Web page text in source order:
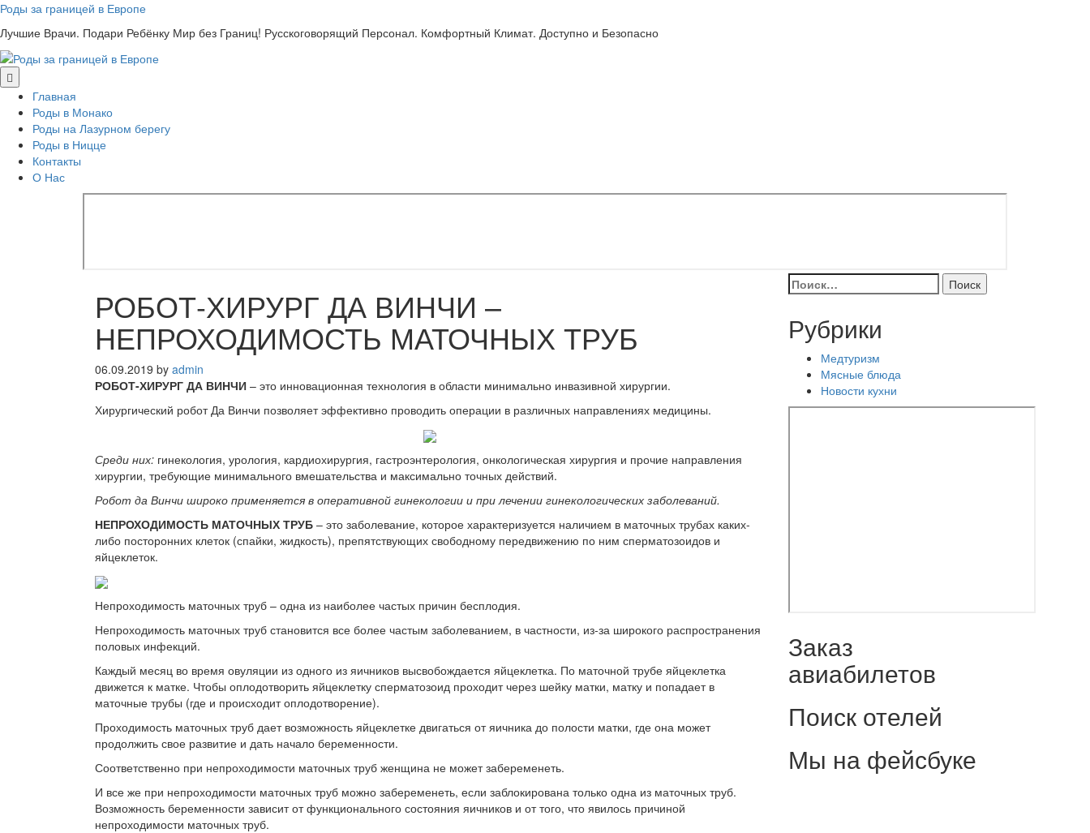
Skip
content
Роды за границей в Европе
Лучшие Врачи. Подари Ребёнку Мир без Границ! Русскоговорящий Персонал. Комфортный Климат. Доступно и Безопасно
Главная
Роды в Монако
Роды на Лазурном берегу
Роды в Ницце
Контакты
О Нас
РОБОТ-ХИРУРГ ДА ВИНЧИ –
НЕПРОХОДИМОСТЬ МАТОЧНЫХ ТРУБ
06.09.2019 by admin
РОБОТ-ХИРУРГ ДА ВИНЧИ – это инновационная технология в области минимально инвазивной хирургии.
Хирургический робот Да Винчи позволяет эффективно проводить операции в различных направлениях медицины.
Среди них: гинекология, урология, кардиохирургия, гастроэнтерология, онкологическая хирургия и прочие направления
хирургии, требующие минимального вмешательства и максимально точных действий.
Робот да Винчи широко применяется в оперативной гинекологии и при лечении гинекологических заболеваний.
НЕПРОХОДИМОСТЬ МАТОЧНЫХ ТРУБ – это заболевание, которое характеризуется наличием в маточных трубах каких-
либо посторонних клеток (спайки, жидкость), препятствующих свободному передвижению по ним сперматозоидов и
яйцеклеток.
Непроходимость маточных труб – одна из наиболее частых причин бесплодия.
Непроходимость маточных труб становится все более частым заболеванием, в частности, из-за широкого распространения
половых инфекций.
Каждый месяц во время овуляции из одного из яичников высвобождается яйцеклетка. По маточной трубе яйцеклетка
движется к матке. Чтобы оплодотворить яйцеклетку сперматозоид проходит через шейку матки, матку и попадает в
маточные трубы (где и происходит оплодотворение).
Проходимость маточных труб дает возможность яйцеклетке двигаться от яичника до полости матки, где она может
продолжить свое развитие и дать начало беременности.
Соответственно при непроходимости маточных труб женщина не может забеременеть.
И все же при непроходимости маточных труб можно забеременеть, если заблокирована только одна из маточных труб.
Возможность беременности зависит от функционального состояния яичников и от того, что явилось причиной
непроходимости маточных труб.
Найти:
Рубрики
Медтуризм
Мясные блюда
Новости кухни
Заказ
авиабилетов
Поиск отелей
Мы на фейсбуке